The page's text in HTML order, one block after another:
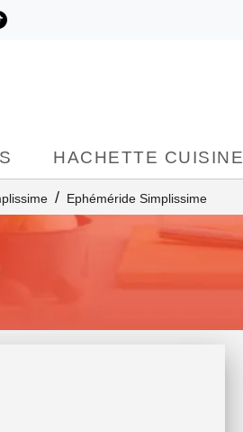
HACHETTE CUISINE
/ Ephéméride Simplissime